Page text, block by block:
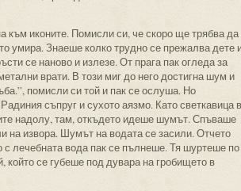
към иконите. Помисли си, че скоро ще трябва да
умира. Знаеше колко трудно се прежалва дете
се наново и излезе. От прага пак огледа за
врати. В този миг до него достигна шум и
помисли си той и пак се ослуша. Но
съпруг и сухото аязмо. Като светкавица в
надолу, там, откъдето идеше шумът. Спъваше
на извора. Шумът на водата се засили. Отчето
лечебната вода пак се пълнеше. Тя шуртеше по
се губеше под дувара на гробището в